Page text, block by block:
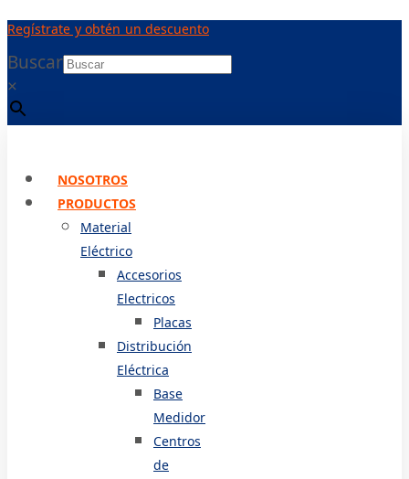
al
Regístrate y obtén un descuento
Buscar
×
NOSOTROS
PRODUCTOS
Material
Eléctrico
Accesorios
Electricos
Placas
Distribución
Eléctrica
Base
Medidor
Centros
de